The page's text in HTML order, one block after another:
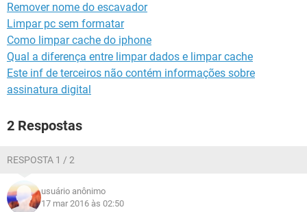
Remover nome do escavador
Limpar pc sem formatar
Como limpar cache do iphone
Qual a diferença entre limpar dados e limpar cache
Este inf de terceiros não contém informações sobre
assinatura digital
2 Respostas
RESPOSTA 1 / 2
usuário anônimo
17 mar 2016 às 02:50